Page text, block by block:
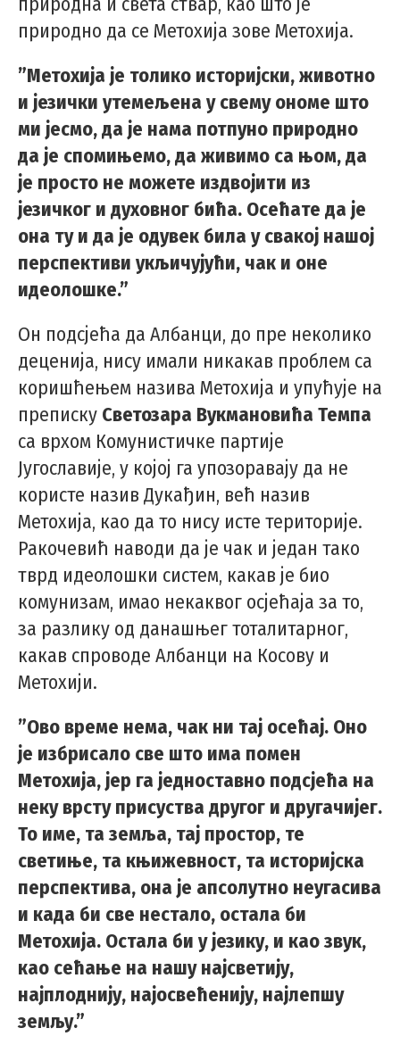
природно да се Метохија зове Метохија.
”Метохија је толико историјски, животно
и језички утемељена у свему ономе што
ми јесмо, да је нама потпуно природно
да је спомињемо, да живимо са њом, да
је просто не можете издвојити из
језичког и духовног бића. Осећате да је
она ту и да је одувек била у свакој нашој
перспективи укљичујући, чак и оне
идеолошке.”
Он подсјећа да Албанци, до пре неколико
деценија, нису имали никакав проблем са
коришћењем назива Метохија и упућује на
преписку Светозара Вукмановића Темпа
са врхом Комунистичке партије
Југославије, у којој га упозоравају да не
користе назив Дукађин, већ назив
Метохија, као да то нису исте територије.
Ракочевић наводи да је чак и један тако
тврд идеолошки систем, какав је био
комунизам, имао некаквог осјећаја за то,
за разлику од данашњег тоталитарног,
какав спроводе Албанци на Косову и
Метохији.
”Ово време нема, чак ни тај осећај. Оно
је избрисало све што има помен
Метохија, јер га једноставно подсјећа на
неку врсту присуства другог и другачијег.
То име, та земља, тај простор, те
светиње, та књижевност, та историјска
перспектива, она је апсолутно неугасива
и када би све нестало, остала би
Метохија. Остала би у језику, и као звук,
као сећање на нашу најсветију,
најплоднију, најосвећенију, најлепшу
земљу.”